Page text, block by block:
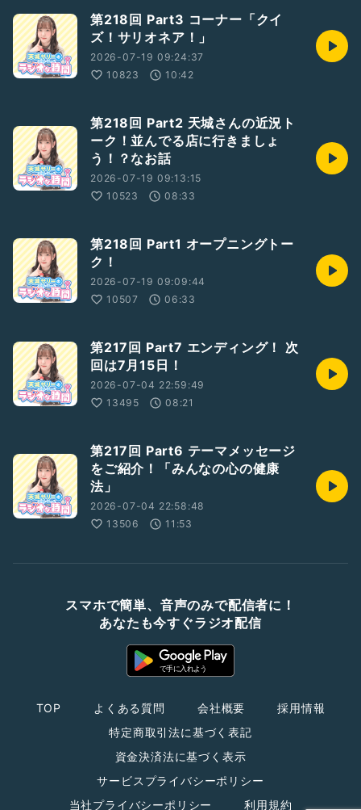
第218回 Part3 コーナー「クイ
ズ！サリオネア！」
2026-07-19 09:24:37
10823
10:42
第218回 Part2 天城さんの近況ト
ーク！並んでる店に行きましょ
う！？なお話
2026-07-19 09:13:15
10523
08:33
第218回 Part1 オープニングトー
ク！
2026-07-19 09:09:44
10507
06:33
第217回 Part7 エンディング！ 次
回は7月15日！
2026-07-04 22:59:49
13495
08:21
第217回 Part6 テーマメッセージ
をご紹介！「みんなの心の健康
法」
2026-07-04 22:58:48
13506
11:53
スマホで簡単、音声のみで配信者に！
あなたも今すぐラジオ配信
TOP よくある質問 会社概要
採用情報
特定商取引法に基づく表記
資金決済法に基づく表示
サービスプライバシーポリシー
当社プライバシーポリシー
利用規約